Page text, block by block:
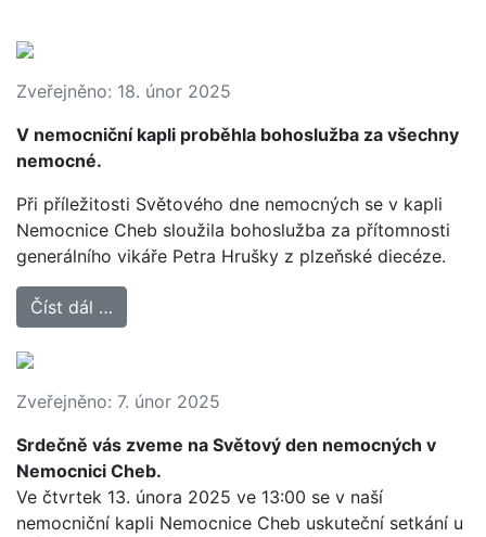
Zveřejněno: 18. únor 2025
V nemocniční kapli proběhla bohoslužba za všechny
nemocné.
Při příležitosti Světového dne nemocných se v kapli
Nemocnice Cheb sloužila bohoslužba za přítomnosti
generálního vikáře Petra Hrušky z plzeňské diecéze.
Číst dál …
Zveřejněno: 7. únor 2025
Srdečně vás zveme na Světový den nemocných v
Nemocnici Cheb.
Ve čtvrtek 13. února 2025 ve 13:00 se v naší
nemocniční kapli Nemocnice Cheb uskuteční setkání u